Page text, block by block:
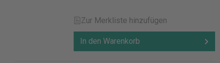
Zur Merkliste hinzufügen
In den Warenkorb